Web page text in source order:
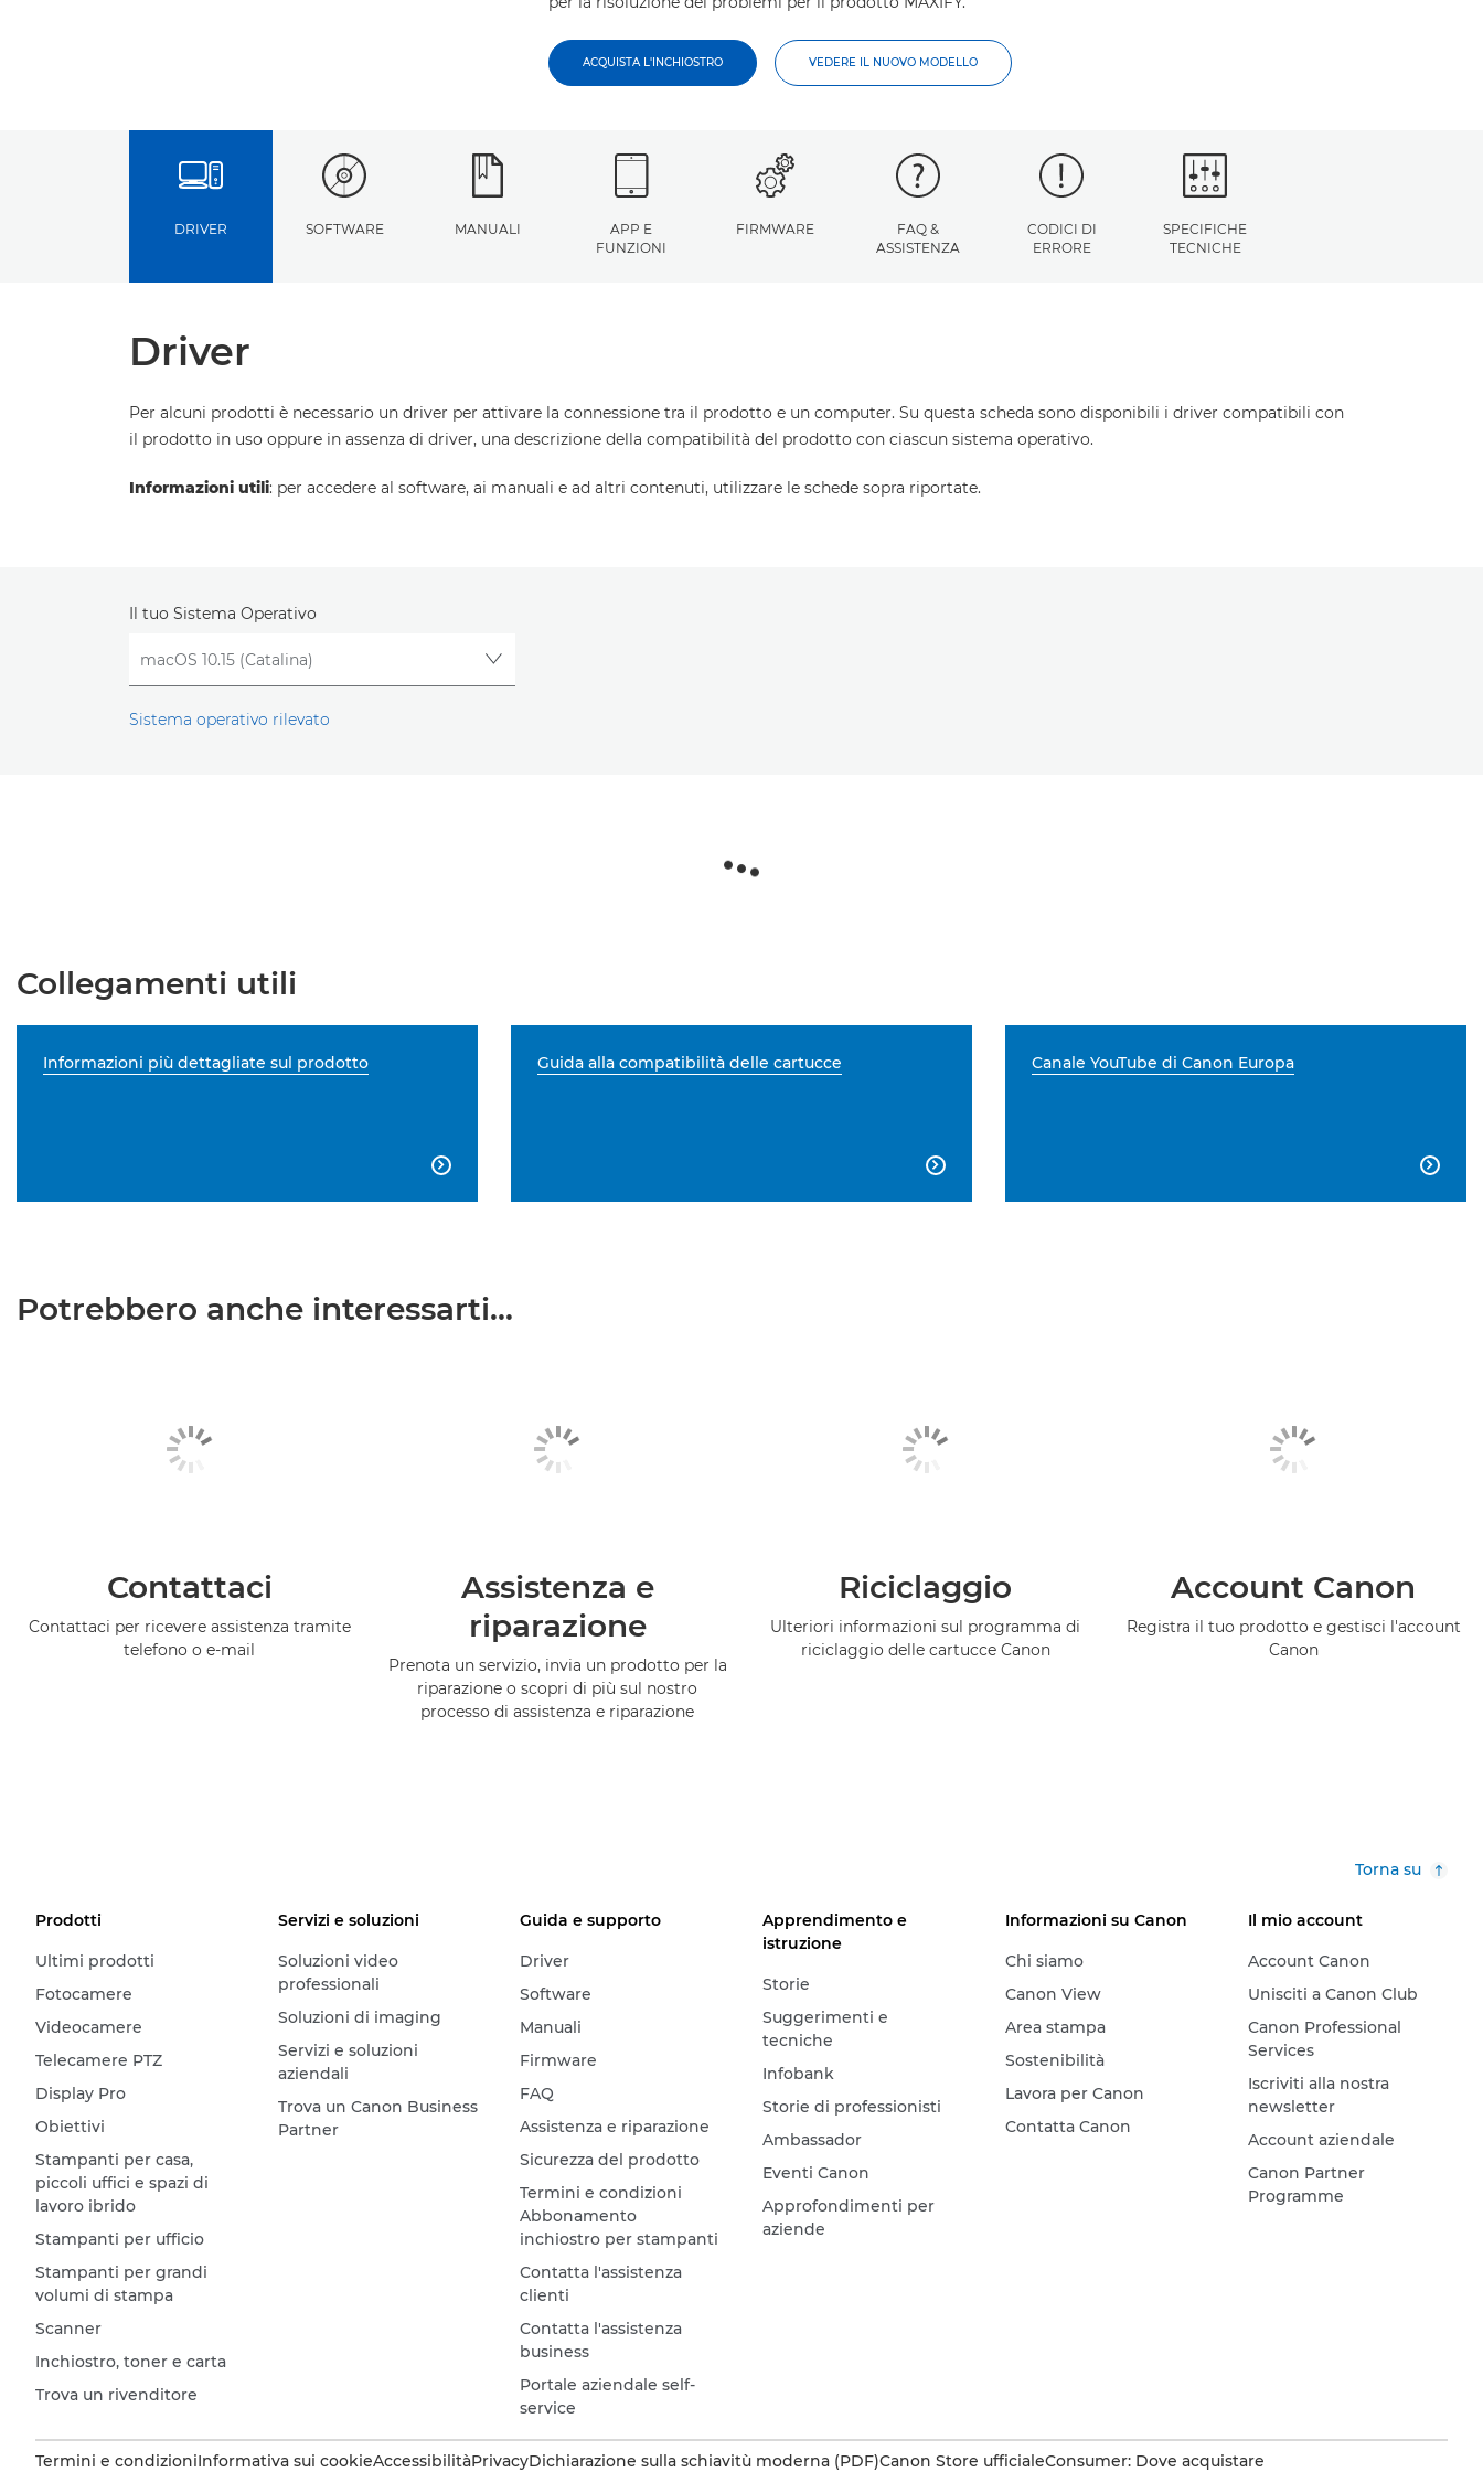
ACQUISTA L'INCHIOSTRO VEDERE IL NUOVO MODELLO
DRIVER SOFTWARE MANUALI
APP E
FUNZIONI
FIRMWARE
FAQ &
ASSISTENZA
CODICI DI
ERRORE
SPECIFICHE
TECNICHE
Driver
Per alcuni prodotti è necessario un driver per attivare la connessione tra il prodotto e un computer. Su questa scheda sono disponibili i driver compatibili con
il prodotto in uso oppure in assenza di driver, una descrizione della compatibilità del prodotto con ciascun sistema operativo.
Informazioni utili: per accedere al software, ai manuali e ad altri contenuti, utilizzare le schede sopra riportate.
Il tuo Sistema Operativo
Sistema operativo rilevato
Collegamenti utili
Informazioni più dettagliate sul prodotto

Guida alla compatibilità delle cartucce

Canale YouTube di Canon Europa

Potrebbero anche interessarti...
Contattaci
Contattaci per ricevere assistenza tramite
telefono o e-mail
Assistenza e
riparazione
Prenota un servizio, invia un prodotto per la
riparazione o scopri di più sul nostro
processo di assistenza e riparazione
Riciclaggio
Ulteriori informazioni sul programma di
riciclaggio delle cartucce Canon
Account Canon
Registra il tuo prodotto e gestisci l'account
Canon
Torna su
Prodotti
Ultimi prodotti
Fotocamere
Videocamere
Telecamere PTZ
Display Pro
Obiettivi
Stampanti per casa,
piccoli uffici e spazi di
lavoro ibrido
Stampanti per ufficio
Stampanti per grandi
volumi di stampa
Scanner
Inchiostro, toner e carta
Trova un rivenditore
Servizi e soluzioni
Soluzioni video
professionali
Soluzioni di imaging
Servizi e soluzioni
aziendali
Trova un Canon Business
Partner
Guida e supporto
Driver
Software
Manuali
Firmware
FAQ
Assistenza e riparazione
Sicurezza del prodotto
Termini e condizioni
Abbonamento
inchiostro per stampanti
Contatta l'assistenza
clienti
Contatta l'assistenza
business
Portale aziendale self-
service
Apprendimento e
istruzione
Storie
Suggerimenti e
tecniche
Infobank
Storie di professionisti
Ambassador
Eventi Canon
Approfondimenti per
aziende
Informazioni su Canon
Chi siamo
Canon View
Area stampa
Sostenibilità
Lavora per Canon
Contatta Canon
Il mio account
Account Canon
Unisciti a Canon Club
Canon Professional
Services
Iscriviti alla nostra
newsletter
Account aziendale
Canon Partner
Programme
Termini e condizioniInformativa sui cookieAccessibilitàPrivacyDichiarazione sulla schiavitù moderna (PDF)Canon Store ufficialeConsumer: Dove acquistare